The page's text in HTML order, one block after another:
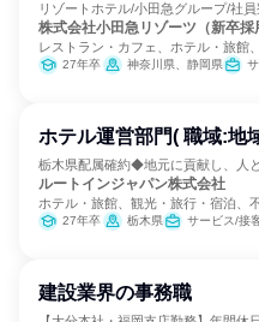
リゾートホテル/小田急グループ/社
株式会社小田急リゾーツ（新卒採
レストラン・カフェ、ホテル・旅館
27年卒 神奈川県、静岡県
ホテル運営部門( 職域:地
栃木県配属確約◆地元に貢献し、人
ルートインジャパン株式会社
ホテル・旅館、観光・旅行・宿泊、
27年卒 栃木県 サービス/接
建設業界の事務職